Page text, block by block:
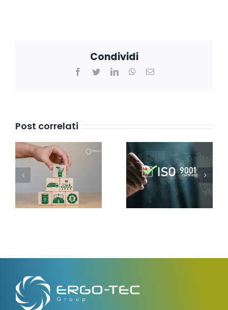
Condividi
Facebook
TwitterLinkedInWhatsApp
Email
Post correlati